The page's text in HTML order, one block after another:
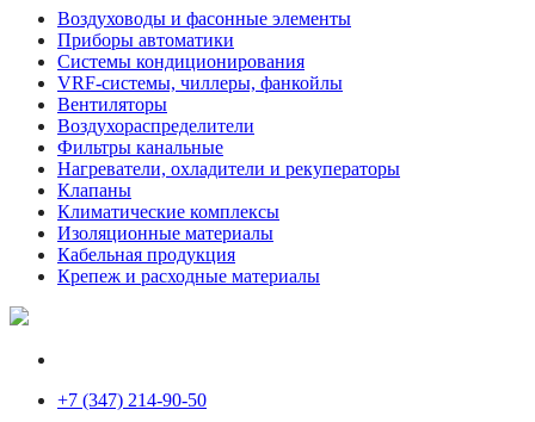
Воздуховоды и фасонные элементы
Приборы автоматики
Системы кондиционирования
VRF-системы, чиллеры, фанкойлы
Вентиляторы
Воздухораспределители
Фильтры канальные
Нагреватели, охладители и рекуператоры
Клапаны
Климатические комплексы
Изоляционные материалы
Кабельная продукция
Крепеж и расходные материалы
+7 (347) 214-90-50